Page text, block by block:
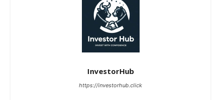
InvestorHub
https://investorhub.click